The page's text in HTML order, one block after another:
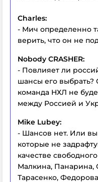
Charles:
- Мич определенно
верить, что он не
Nobody CRASHER:
- Повлияет ли
шансы его
команда НХЛ не
между Россией и
Mike Lubey:
- Шансов нет. Или вы
которые не
качестве
Малкина, Панарина,
Тарасенко,